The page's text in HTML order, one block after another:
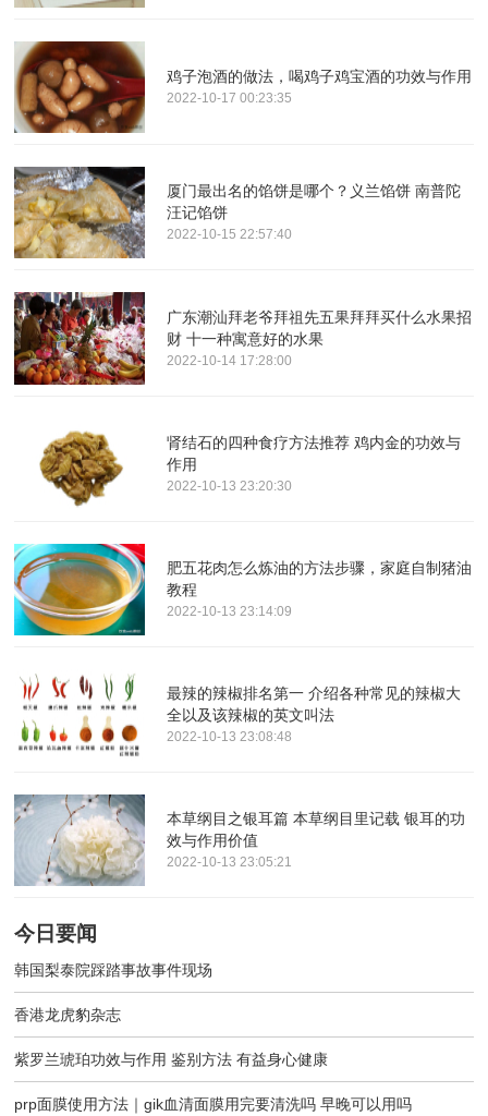
鸡子泡酒的做法，喝鸡子鸡宝酒的功效与作用
2022-10-17 00:23:35
厦门最出名的馅饼是哪个？义兰馅饼 南普陀
汪记馅饼
2022-10-15 22:57:40
广东潮汕拜老爷拜祖先五果拜拜买什么水果招
财 十一种寓意好的水果
2022-10-14 17:28:00
肾结石的四种食疗方法推荐 鸡内金的功效与
作用
2022-10-13 23:20:30
肥五花肉怎么炼油的方法步骤，家庭自制猪油
教程
2022-10-13 23:14:09
最辣的辣椒排名第一 介绍各种常见的辣椒大
全以及该辣椒的英文叫法
2022-10-13 23:08:48
本草纲目之银耳篇 本草纲目里记载 银耳的功
效与作用价值
2022-10-13 23:05:21
今日要闻
韩国梨泰院踩踏事故事件现场
香港龙虎豹杂志
紫罗兰琥珀功效与作用 鉴别方法 有益身心健康
prp面膜使用方法｜gik血清面膜用完要清洗吗 早晚可以用吗